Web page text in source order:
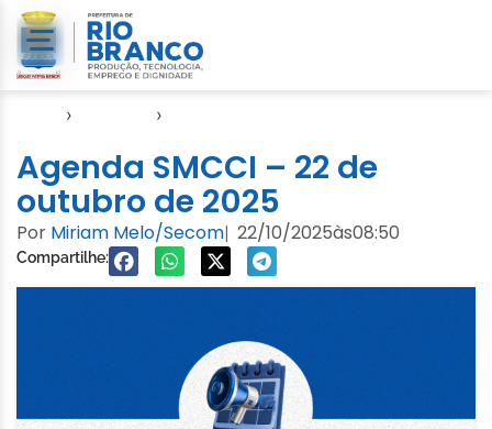
› ›
Agenda SMCCI – 22 de
outubro de 2025
Por Miriam Melo/Secom| 22/10/2025às08:50
Compartilhe: